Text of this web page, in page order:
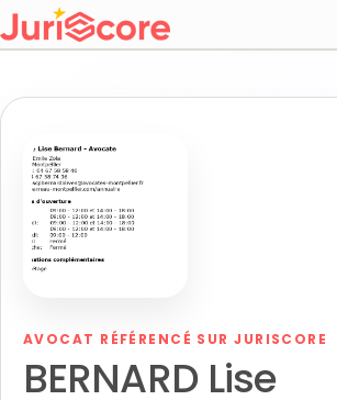
AVOCAT RÉFÉRENCÉ SUR JURISCORE
BERNARD Lise